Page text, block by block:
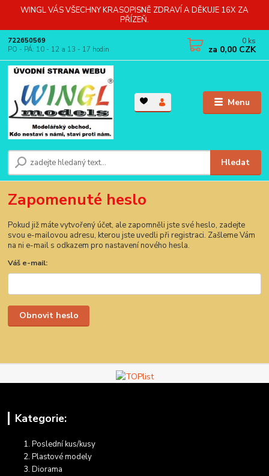
WINGL VÁS VŠECHNY KRASOPISNĚ ZDRAVÍ A DĚKUJE 16X ZA
PŘÍZEŇ.
Menu
Hledat
722650569
PO - PÁ: 10 - 12 a 13 - 17 hodin
0 ks
za 0,00 CZK
Zapomenuté heslo
Pokud již máte vytvořený účet, ale zapomněli jste své heslo, zadejte
svou e-mailovou adresu, kterou jste uvedli při registraci. Zašleme Vám
na ni e-mail s odkazem pro nastavení nového hesla.
Váš e-mail:
Obnovit heslo
Kategorie:
Poslední kus/kusy
Plastové modely
Diorama